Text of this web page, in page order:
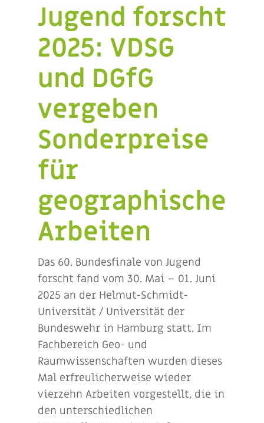
Jugend forscht
2025: VDSG
und DGfG
vergeben
Sonderpreise
für
geographische
Arbeiten
Das 60. Bundesfinale von Jugend
forscht fand vom 30. Mai – 01. Juni
2025 an der Helmut-Schmidt-
Universität / Universität der
Bundeswehr in Hamburg statt. Im
Fachbereich Geo- und
Raumwissenschaften wurden dieses
Mal erfreulicherweise wieder
vierzehn Arbeiten vorgestellt, die in
den unterschiedlichen